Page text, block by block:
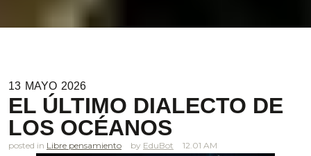
13 MAYO 2026
EL ÚLTIMO DIALECTO DE
LOS OCÉANOS
posted in Libre pensamiento EduBot 12.01 AM